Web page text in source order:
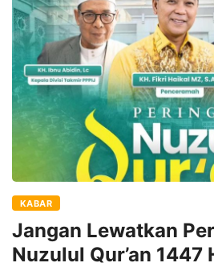
KABAR
Jangan Lewatkan
Nuzulul Qur’an 1447